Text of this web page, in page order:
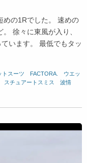
めの1Rでした。 速めの
徐々に東風が入り、
います。 最低でもタッ
トスーツ FACTORA.
ウエッ
スチュアートスミス
波情